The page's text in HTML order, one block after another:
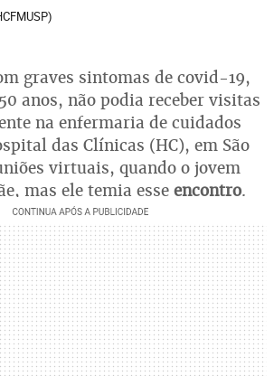
graves sintomas de covid-19,
anos, não podia receber visitas
na enfermaria de cuidados
das Clínicas (HC), em São
virtuais, quando o jovem
mas ele temia esse encontro.